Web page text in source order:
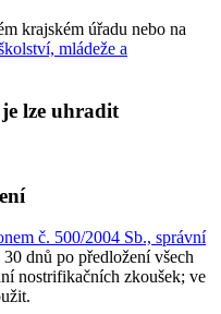
krajském úřadu nebo na
mládeže a
lze uhradit
č. 500/2004 Sb., správní
30 dnů po předložení všech
nostrifikačních zkoušek; ve